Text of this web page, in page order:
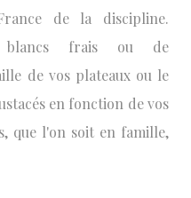
de la discipline.
blancs frais ou de
de vos plateaux ou le
en fonction de vos
que l'on soit en famille,